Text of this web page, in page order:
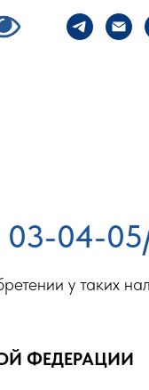
03-04-
у таких
ФЕДЕРАЦИИ